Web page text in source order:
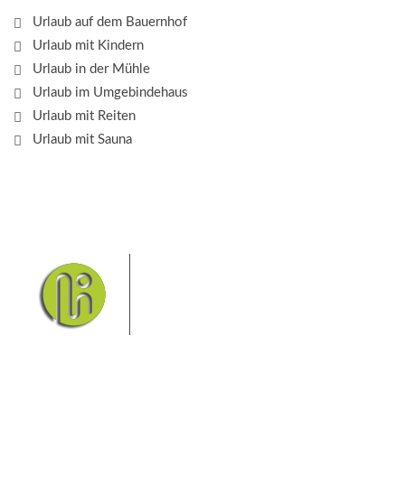
Urlaub auf dem Bauernhof
Urlaub mit Kindern
Urlaub in der Mühle
Urlaub im Umgebindehaus
Urlaub mit Reiten
Urlaub mit Sauna